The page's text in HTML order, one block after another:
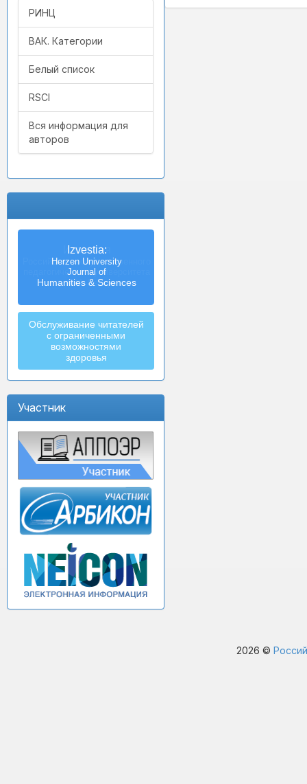
РИНЦ
ВАК. Категории
Белый список
RSCI
Вся информация для
авторов
Izvestia:
Herzen University
Journal of
Humanities & Sciences
Обслуживание читателей
с ограниченными
возможностями
здоровья
Участник
2026 ©